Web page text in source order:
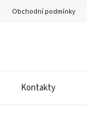
Obchodní podmínky
Kontakty